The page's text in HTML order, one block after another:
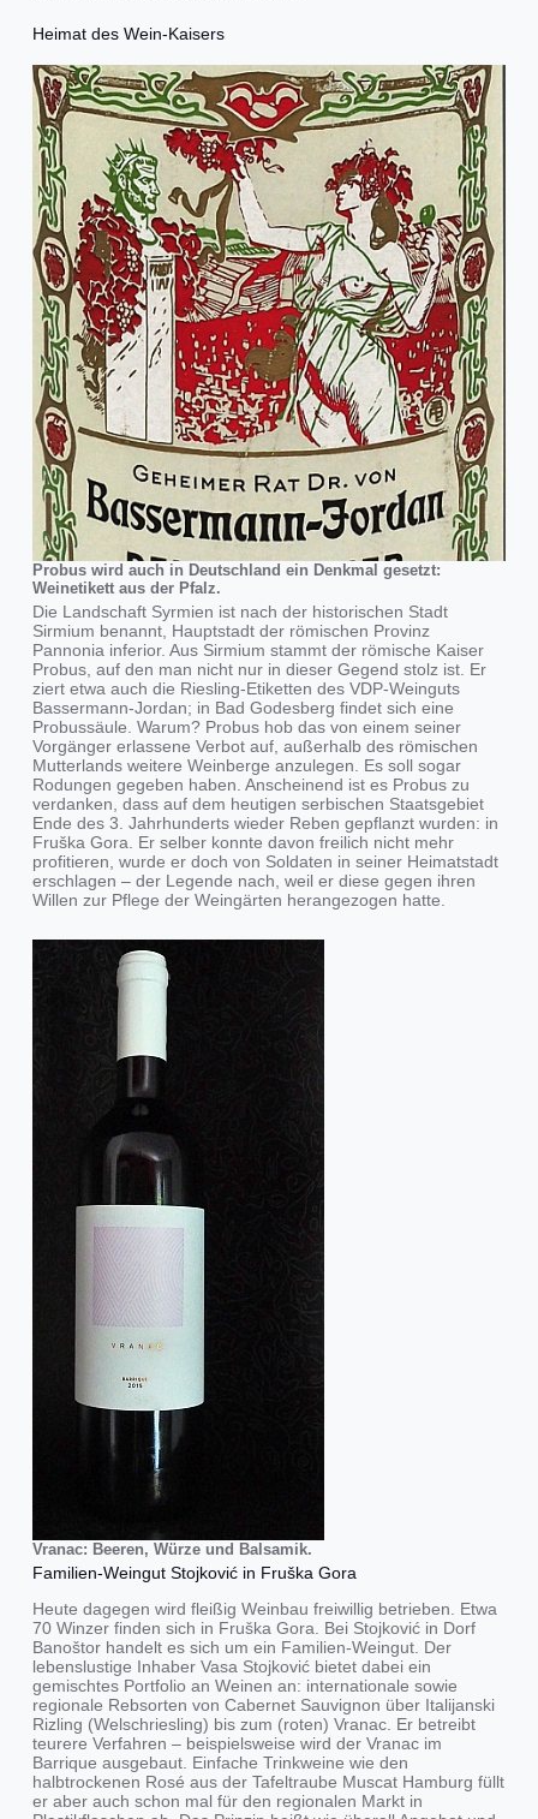
Heimat des Wein-Kaisers
Probus wird auch in Deutschland ein Denkmal gesetzt:
Weinetikett aus der Pfalz.
Die Landschaft Syrmien ist nach der historischen Stadt
Sirmium benannt, Hauptstadt der römischen Provinz
Pannonia inferior. Aus Sirmium stammt der römische Kaiser
Probus, auf den man nicht nur in dieser Gegend stolz ist. Er
ziert etwa auch die Riesling-Etiketten des VDP-Weinguts
Bassermann-Jordan; in Bad Godesberg findet sich eine
Probussäule. Warum? Probus hob das von einem seiner
Vorgänger erlassene Verbot auf, außerhalb des römischen
Mutterlands weitere Weinberge anzulegen. Es soll sogar
Rodungen gegeben haben. Anscheinend ist es Probus zu
verdanken, dass auf dem heutigen serbischen Staatsgebiet
Ende des 3. Jahrhunderts wieder Reben gepflanzt wurden: in
Fruška Gora. Er selber konnte davon freilich nicht mehr
profitieren, wurde er doch von Soldaten in seiner Heimatstadt
erschlagen – der Legende nach, weil er diese gegen ihren
Willen zur Pflege der Weingärten herangezogen hatte.
Vranac: Beeren, Würze und Balsamik.
Familien-Weingut Stojković in Fruška Gora
Heute dagegen wird fleißig Weinbau freiwillig betrieben. Etwa
70 Winzer finden sich in Fruška Gora. Bei Stojković in Dorf
Banoštor handelt es sich um ein Familien-Weingut. Der
lebenslustige Inhaber Vasa Stojković bietet dabei ein
gemischtes Portfolio an Weinen an: internationale sowie
regionale Rebsorten von Cabernet Sauvignon über Italijanski
Rizling (Welschriesling) bis zum (roten) Vranac. Er betreibt
teurere Verfahren – beispielsweise wird der Vranac im
Barrique ausgebaut. Einfache Trinkweine wie den
halbtrockenen Rosé aus der Tafeltraube Muscat Hamburg füllt
er aber auch schon mal für den regionalen Markt in